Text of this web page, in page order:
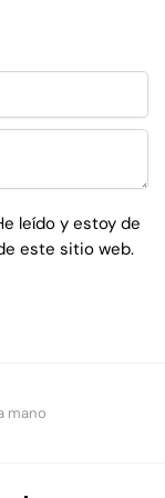
leído y estoy de
este sitio web.
mano